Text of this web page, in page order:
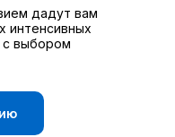
дадут вам
интенсивных
с выбором